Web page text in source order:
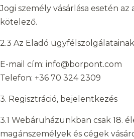
Jogi személy vásárlása esetén az
kötelező.
2.3 Az Eladó
E-mail cím: info@borpont.com
Telefon: +36 70 324 2309
3. Regisztráció, bejelentkezés
3.1 Webáruházunkban csak 18.
magánszemélyek és cégek